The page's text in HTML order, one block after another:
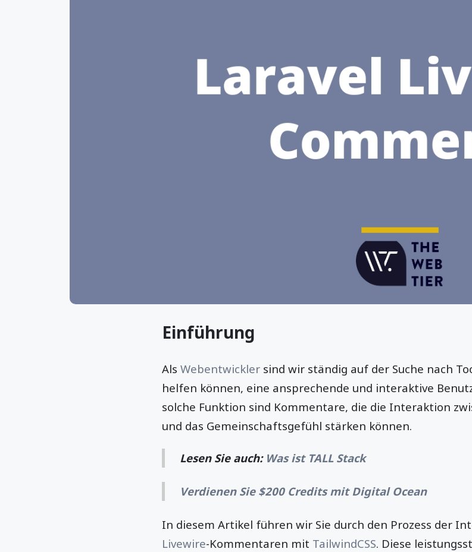
Einführung
Als Webentwickler sind wir ständig auf der Suche nach
helfen können, eine ansprechende und interaktive
solche Funktion sind Kommentare, die die Interaktion
und das Gemeinschaftsgefühl stärken können.
Lesen Sie auch: Was ist TALL Stack
Verdienen Sie $200 Credits mit Digital Ocean
In diesem Artikel führen wir Sie durch den Prozess der
Livewire-Kommentaren mit TailwindCSS. Diese